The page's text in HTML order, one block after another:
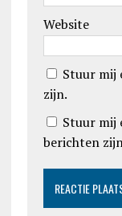
Website
Stuur mij
zijn.
Stuur mij
berichten